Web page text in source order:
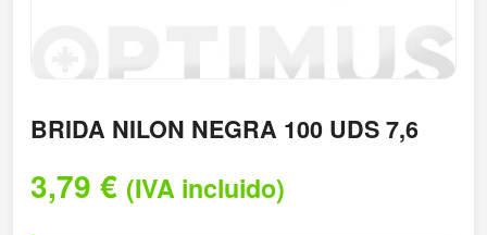
BRIDA NILON NEGRA 100 UDS 7,6
3,79 € (IVA incluido)